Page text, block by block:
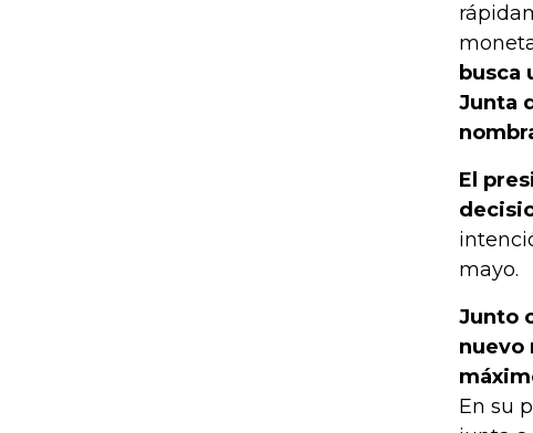
busca
Junta
El
mayo.
Junto
nuevo
En su